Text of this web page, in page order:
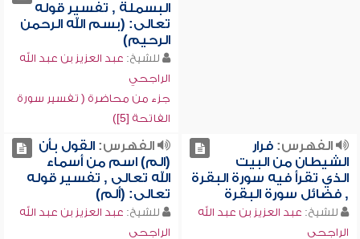
البسملة , تفسير قوله
تعالى: (بسم الله الرحمن
الرحيم)
للشيخ: عبد العزيز بن عبد الله
الراجحي
جزء من محاضرة ( تفسير سورة
الفاتحة [5])
الفهرس:فرار
الشيطان من البيت
الذي تقرأ فيه سورة البقرة
, فضائل سورة البقرة
للشيخ: عبد العزيز بن عبد الله
الراجحي
الفهرس:القول بأن
(الم) اسم من أسماء
الله تعالى , تفسير قوله
تعالى: (ألم)
للشيخ: عبد العزيز بن عبد الله
الراجحي